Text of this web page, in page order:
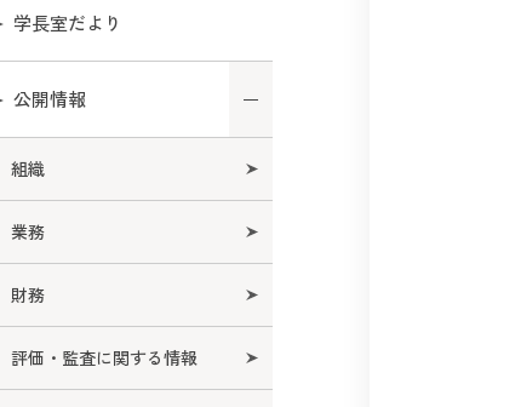
役職員
学長室だより
公開情報
組織
業務
財務
評価・監査に関する情報